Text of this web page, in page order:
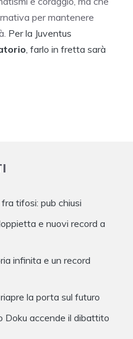
per mantenere
Per la Juventus
, farlo in fretta sarà
tifosi: pub chiusi
e nuovi record a
infinita e un record
la porta sul futuro
Doku accende il dibattito